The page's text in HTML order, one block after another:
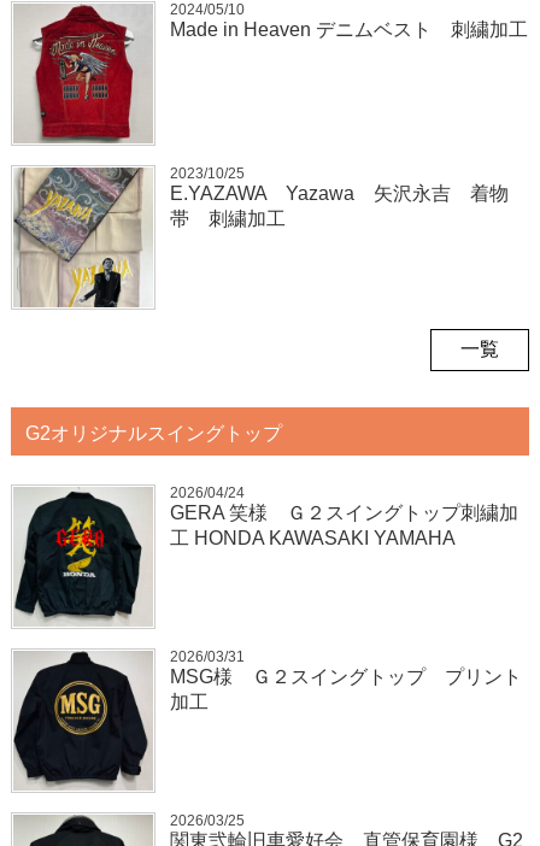
2024/05/10
Made in Heaven デニムベスト 刺繍加工
2023/10/25
E.YAZAWA Yazawa 矢沢永吉 着物
帯 刺繍加工
一覧
G2オリジナルスイングトップ
2026/04/24
GERA 笑様 Ｇ２スイングトップ刺繍加
工 HONDA KAWASAKI YAMAHA
2026/03/31
MSG様 Ｇ２スイングトップ プリント
加工
2026/03/25
関東弐輪旧車愛好会 直管保育園様 G2